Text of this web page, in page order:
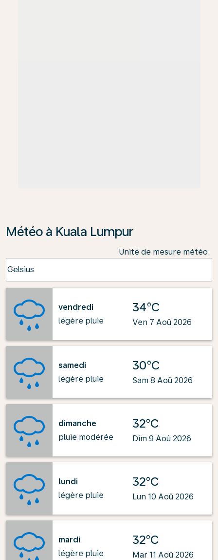
Météo à Kuala Lumpur
Unité de mesure météo:
Celsius
keyboard_arrow_down
vendredi
légère pluie
34°C
Ven 7 Aoû 2026
samedi
légère pluie
30°C
Sam 8 Aoû 2026
dimanche
pluie modérée
32°C
Dim 9 Aoû 2026
lundi
légère pluie
32°C
Lun 10 Aoû 2026
mardi
légère pluie
32°C
Mar 11 Aoû 2026